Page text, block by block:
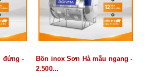
đứng -
Bồn inox Sơn Hà mẫu ngang -
2.500...